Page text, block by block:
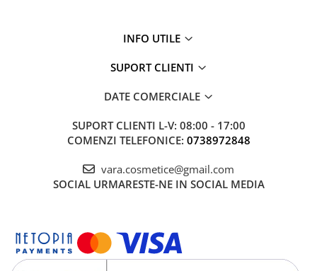
INFO UTILE
SUPORT CLIENTI
DATE COMERCIALE
SUPORT CLIENTI L-V: 08:00 - 17:00
COMENZI TELEFONICE: 0738972848
vara.cosmetice@gmail.com
SOCIAL URMARESTE-NE IN SOCIAL MEDIA